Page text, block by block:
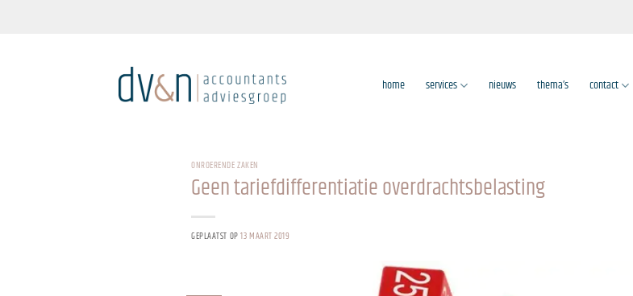
home services nieuws thema’s contact
ONROERENDE ZAKEN
Geen tariefdifferentiatie overdrachtsbelasting
GEPLAATST OP13 MAART 2019